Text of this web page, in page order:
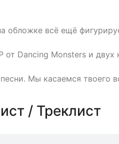
обложке всё ещё
от Dancing Monsters и двух
Мы касаемся твоего
/ Треклист